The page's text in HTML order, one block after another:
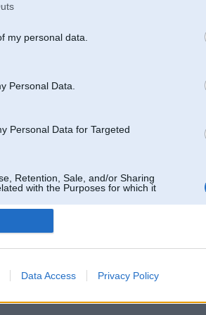
my personal data.
Personal Data.
Personal Data for Targeted
Retention, Sale, and/or Sharing
with the Purposes for which it
Data Access Privacy Policy